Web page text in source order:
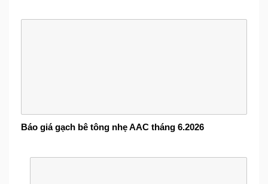
Báo giá gạch bê tông nhẹ AAC tháng 6.2026